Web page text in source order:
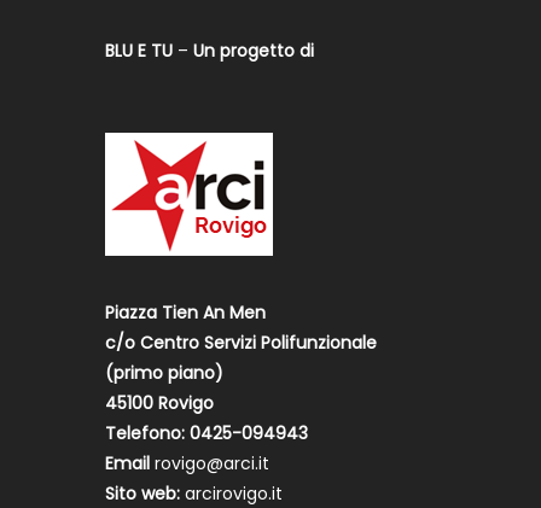
BLU E TU –Un progetto di
Piazza Tien An Men
c/o Centro Servizi Polifunzionale
(primo piano)
45100 Rovigo
Telefono: 0425-094943
Emailrovigo@arci.it
Sito web:arcirovigo.it